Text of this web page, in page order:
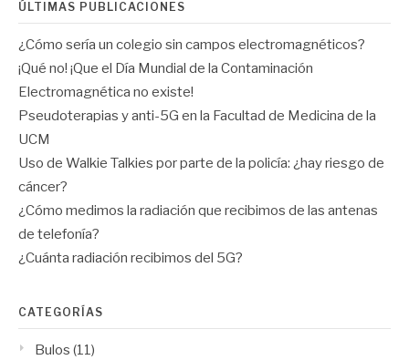
ÚLTIMAS PUBLICACIONES
¿Cómo sería un colegio sin campos electromagnéticos?
¡Qué no! ¡Que el Día Mundial de la Contaminación
Electromagnética no existe!
Pseudoterapias y anti-5G en la Facultad de Medicina de la
UCM
Uso de Walkie Talkies por parte de la policía: ¿hay riesgo de
cáncer?
¿Cómo medimos la radiación que recibimos de las antenas
de telefonía?
¿Cuánta radiación recibimos del 5G?
CATEGORÍAS
Bulos (11)